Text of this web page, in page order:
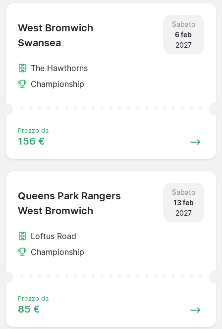
West Bromwich
Swansea
Sabato
6 feb
2027
The Hawthorns
Championship
Prezzo da
156 €
Queens Park Rangers
West Bromwich
Sabato
13 feb
2027
Loftus Road
Championship
Prezzo da
85 €